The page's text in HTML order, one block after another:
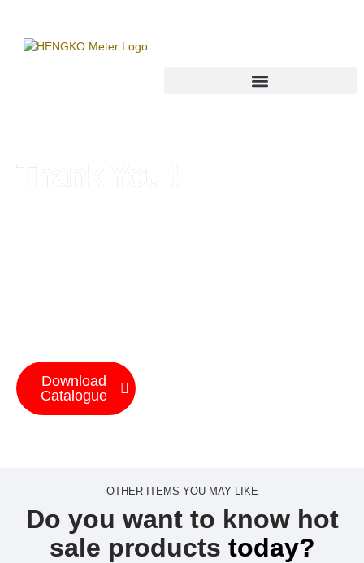
Download
Catalogue
OTHER ITEMS YOU MAY LIKE
Do you want to know hot
sale products today?